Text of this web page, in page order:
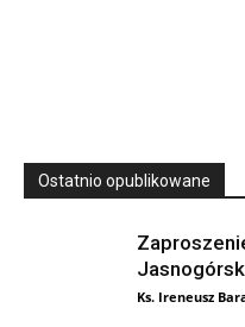
Ostatnio opublikowane
Ks. Ireneusz